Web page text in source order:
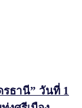
ธานี” วันที่ 1